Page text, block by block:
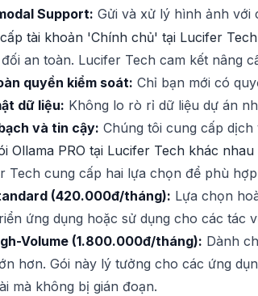
Support: Gửi và xử lý hình ảnh với
tài khoản 'Chính chủ' tại Lucifer
an toàn. Lucifer Tech cam kết nâng
quyền kiểm soát: Chỉ bạn mới có
dữ liệu: Không lo rò rỉ dữ liệu dự án
và tin cậy: Chúng tôi cung cấp
Ollama PRO tại Lucifer Tech khác
Tech cung cấp hai lựa chọn để phù
(420.000đ/tháng): Lựa chọn
ứng dụng hoặc sử dụng cho các tác
Volume (1.800.000đ/tháng): Dành
hơn. Gói này lý tưởng cho các ứng
mà không bị gián đoạn.